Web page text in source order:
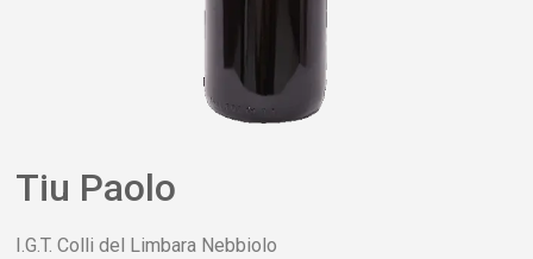
Tiu Paolo
I.G.T. Colli del Limbara Nebbiolo